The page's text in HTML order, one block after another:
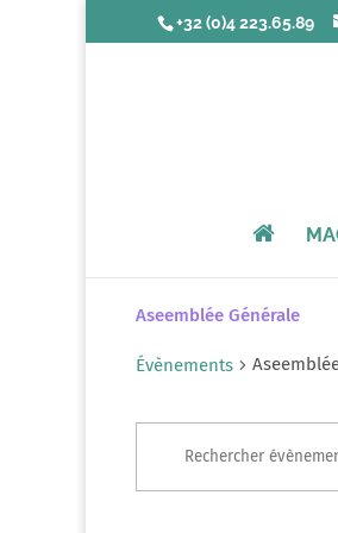
+32 (0)4 223.65.89
Aseemblée Générale
Évènements
Évènements
Recherche
navigation